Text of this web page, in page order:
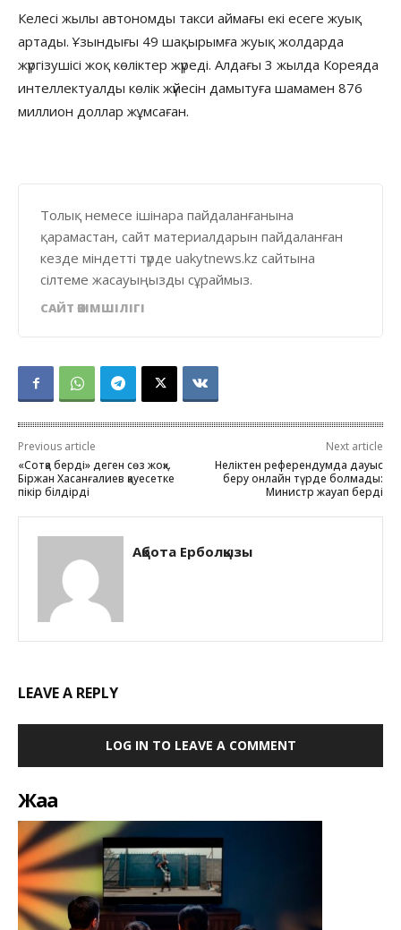
Келесі жылы автономды такси аймағы екі есеге жуық
артады. Ұзындығы 49 шақырымға жуық жолдарда
жүргізушісі жоқ көліктер жүреді. Алдағы 3 жылда Кореяда
интеллектуалды көлік жүйесін дамытуға шамамен 876
миллион доллар жұмсаған.
Толық немесе ішінара пайдаланғанына
қарамастан, сайт материалдарын пайдаланған
кезде міндетті түрде uakytnews.kz сайтына
сілтеме жасауыңызды сұраймыз.
САЙТ ӘКІМШІЛІГІ
Previous article
«Сотқа берді» деген сөз жоқ».
Біржан Хасанғалиев қауесетке
пікір білдірді
Next article
Неліктен референдумда дауыс
беру онлайн түрде болмады:
Министр жауап берді
Ақбота Ерболқызы
LEAVE A REPLY
LOG IN TO LEAVE A COMMENT
Жаңа